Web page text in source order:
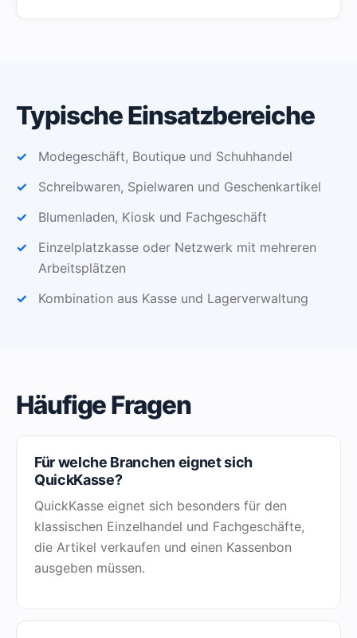
Typische Einsatzbereiche
Modegeschäft, Boutique und Schuhhandel
Schreibwaren, Spielwaren und Geschenkartikel
Blumenladen, Kiosk und Fachgeschäft
Einzelplatzkasse oder Netzwerk mit mehreren
Arbeitsplätzen
Kombination aus Kasse und Lagerverwaltung
Häufige Fragen
Für welche Branchen eignet sich
QuickKasse?
QuickKasse eignet sich besonders für den
klassischen Einzelhandel und Fachgeschäfte,
die Artikel verkaufen und einen Kassenbon
ausgeben müssen.